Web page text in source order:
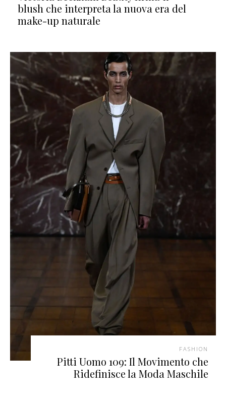
blush che interpreta la nuova era del
make-up naturale
FASHION
Pitti Uomo 109: Il Movimento che
Ridefinisce la Moda Maschile